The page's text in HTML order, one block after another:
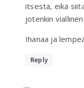
itsestä, eikä
jotenkin viallinen.
Ihanaa ja
Reply